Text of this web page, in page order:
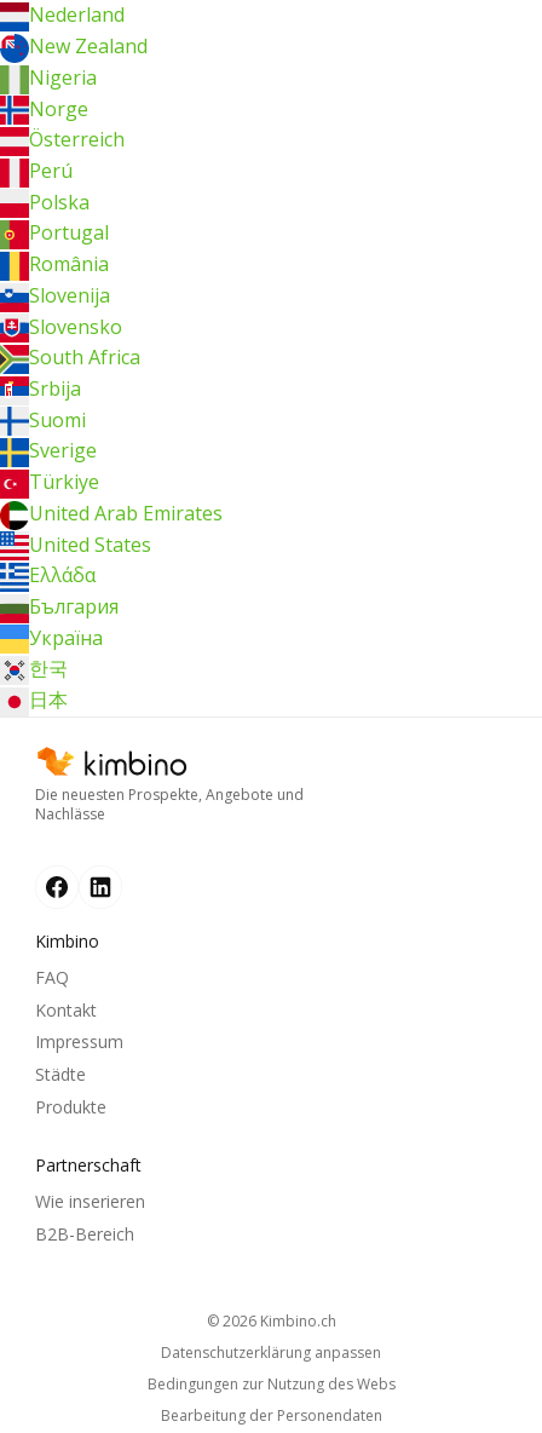
Nederland
New Zealand
Nigeria
Norge
Österreich
Perú
Polska
Portugal
România
Slovenija
Slovensko
South Africa
Srbija
Suomi
Sverige
Türkiye
United Arab Emirates
United States
Ελλάδα
България
Україна
한국
日本
Die neuesten Prospekte, Angebote und
Nachlässe
Kimbino
FAQ
Kontakt
Impressum
Städte
Produkte
Partnerschaft
Wie inserieren
B2B-Bereich
© 2026 kimbino.ch
Datenschutzerklärung anpassen
Bedingungen zur Nutzung des Webs
Bearbeitung der Personendaten